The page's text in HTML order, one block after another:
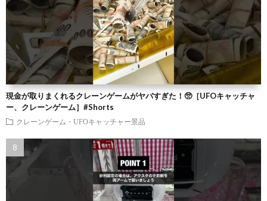
現金が取りまくれるクレーンゲームがヤバすぎた！🥺［UFOキャッチャ
ー、クレーンゲーム］#Shorts
クレーンゲーム・UFOキャッチャー景品